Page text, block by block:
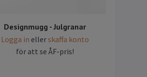
Designmugg - Julgranar
Logga in ellerskaffa konto
för att se ÅF-pris!